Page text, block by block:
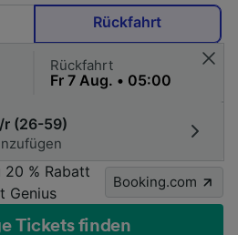
Rückfahrt
Rückfahrt
r (26-59)
20 % Rabatt
Genius
Booking.com
Tickets finden